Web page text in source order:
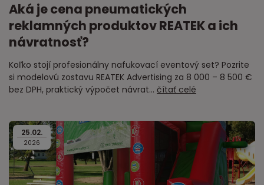
Aká je cena pneumatických
reklamných produktov REATEK a ich
návratnosť?
Koľko stojí profesionálny nafukovací eventový set? Pozrite
si modelovú zostavu REATEK Advertising za 8 000 – 8 500 €
bez DPH, praktický výpočet návrat... čítať celé
25.02.
2026